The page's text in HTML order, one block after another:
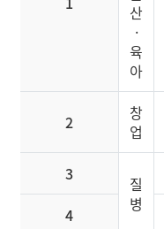
산
·
육
아
2
창
업
3
질
병
4